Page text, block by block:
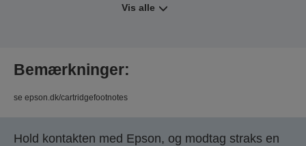
Vis alle
Bemærkninger:
se epson.dk/cartridgefootnotes
Hold kontakten med Epson, og modtag straks en